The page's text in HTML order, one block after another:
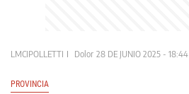
LMCIPOLLETTI Dolor 28 DE JUNIO 2025 - 18:44
PROVINCIA